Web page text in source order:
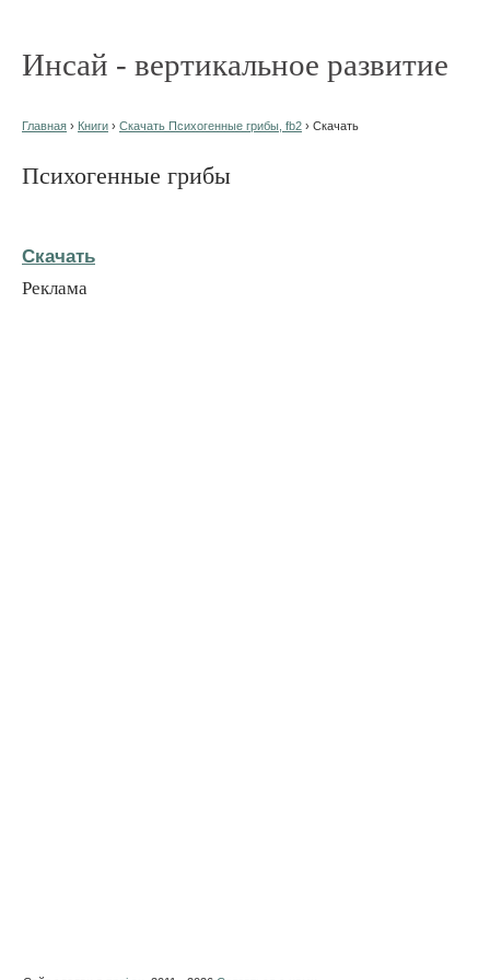
Инсай - вертикальное развитие
Главная › Книги › Скачать Психогенные грибы, fb2 › Скачать
Психогенные грибы
Скачать
Реклама